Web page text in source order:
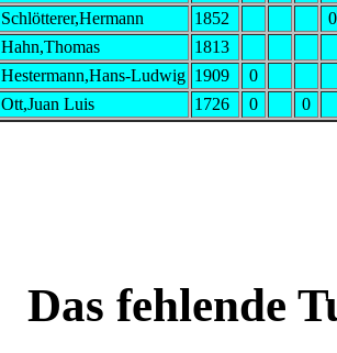
Schlötterer,Hermann 1852
0
Hahn,Thomas
1813
Hestermann,Hans-Ludwig 1909
0
Ott,Juan Luis 1726 0 0
Das fehlende